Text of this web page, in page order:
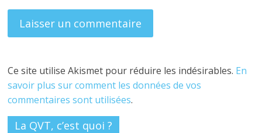
Ce site utilise Akismet pour réduire les indésirables. En
savoir plus sur comment les données de vos
commentaires sont utilisées.
La QVT, c’est quoi ?